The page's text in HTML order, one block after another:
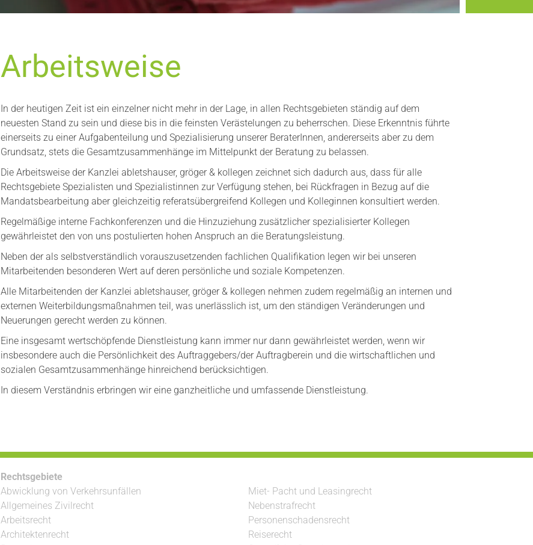
Arbeitsweise
In der heutigen Zeit ist ein einzelner nicht mehr in der Lage, in allen Rechtsgebieten ständig auf dem
neuesten Stand zu sein und diese bis in die feinsten Verästelungen zu beherrschen. Diese Erkenntnis führte
einerseits zu einer Aufgabenteilung und Spezialisierung unserer BeraterInnen, andererseits aber zu dem
Grundsatz, stets die Gesamtzusammenhänge im Mittelpunkt der Beratung zu belassen.
Die Arbeitsweise der Kanzlei abletshauser, gröger & kollegen zeichnet sich dadurch aus, dass für alle
Rechtsgebiete Spezialisten und Spezialistinnen zur Verfügung stehen, bei Rückfragen in Bezug auf die
Mandatsbearbeitung aber gleichzeitig referatsübergreifend Kollegen und Kolleginnen konsultiert werden.
Regelmäßige interne Fachkonferenzen und die Hinzuziehung zusätzlicher spezialisierter Kollegen
gewährleistet den von uns postulierten hohen Anspruch an die Beratungsleistung.
Neben der als selbstverständlich vorauszusetzenden fachlichen Qualifikation legen wir bei unseren
Mitarbeitenden besonderen Wert auf deren persönliche und soziale Kompetenzen.
Alle Mitarbeitenden der Kanzlei abletshauser, gröger & kollegen nehmen zudem regelmäßig an internen und
externen Weiterbildungsmaßnahmen teil, was unerlässlich ist, um den ständigen Veränderungen und
Neuerungen gerecht werden zu können.
Eine insgesamt wertschöpfende Dienstleistung kann immer nur dann gewährleistet werden, wenn wir
insbesondere auch die Persönlichkeit des Auftraggebers/der Auftragberein und die wirtschaftlichen und
sozialen Gesamtzusammenhänge hinreichend berücksichtigen.
In diesem Verständnis erbringen wir eine ganzheitliche und umfassende Dienstleistung.
Rechtsgebiete
Abwicklung von Verkehrsunfällen
Allgemeines Zivilrecht
Arbeitsrecht
Architektenrecht
Miet- Pacht und Leasingrecht
Nebenstrafrecht
Personenschadensrecht
Reiserecht